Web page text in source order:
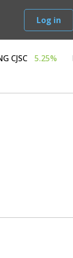
Log in
LEASING CJSC